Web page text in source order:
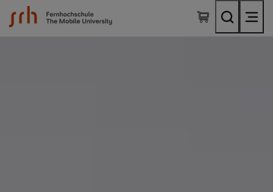
SRH Fernhochschule - The Mobile University